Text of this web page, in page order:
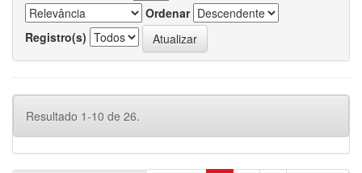
Ordenar
Registro(s)
Resultado 1-10 de 26.